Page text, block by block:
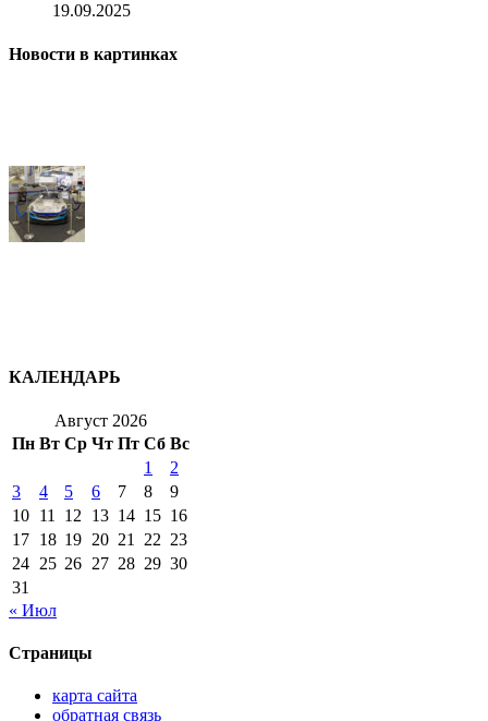
19.09.2025
Новости в картинках
КАЛЕНДАРЬ
Август 2026
Пн Вт Ср Чт Пт Сб Вс
1
2
3
4 5 6 7 8
9
10 11 12 13 14 15 16
17 18 19 20 21 22 23
24 25 26 27 28 29 30
31
« Июл
Страницы
карта сайта
обратная связь